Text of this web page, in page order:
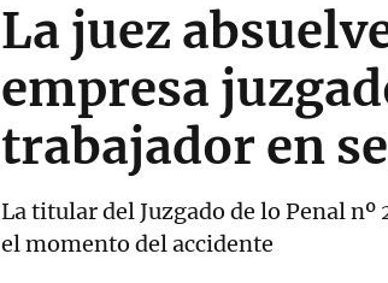
La juez
empresa
trabajador en
La titular del Juzgado de lo Penal
el momento del accidente